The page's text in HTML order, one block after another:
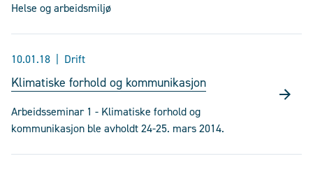
Helse og arbeidsmiljø
10.01.18 Drift
Klimatiske forhold og kommunikasjon
Arbeidsseminar 1 - Klimatiske forhold og
kommunikasjon ble avholdt 24-25. mars 2014.